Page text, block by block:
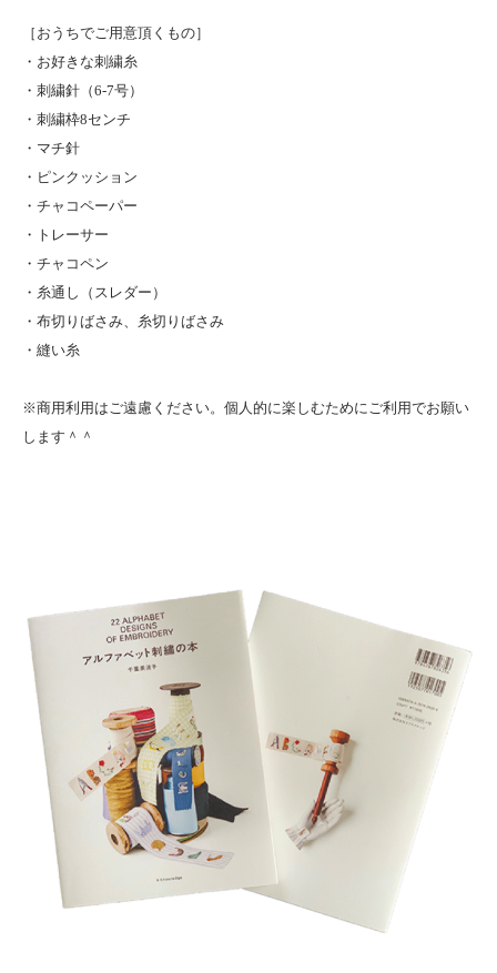
［おうちでご用意頂くもの］
・お好きな刺繍糸
・刺繍針（6-7号）
・刺繍枠8センチ
・マチ針
・ピンクッション
・チャコペーパー
・トレーサー
・チャコペン
・糸通し（スレダー）
・布切りばさみ、糸切りばさみ
・縫い糸
※商用利用はご遠慮ください。個人的に楽しむためにご利用でお願い
します＾＾